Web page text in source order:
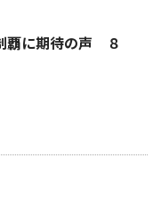
覇に期待の声 ８